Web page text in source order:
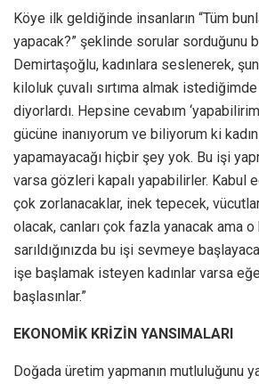
Köye ilk geldiğinde insanların “Tüm
yapacak?” şeklinde sorular sorduğunu
Demirtaşoğlu, kadınlara seslenerek,
kiloluk çuvalı sırtıma almak istediğimde
diyorlardı. Hepsine cevabım
gücüne inanıyorum ve biliyorum ki
yapamayacağı hiçbir şey yok. Bu işi
varsa gözleri kapalı yapabilirler. Kabul
çok zorlanacaklar, inek tepecek,
olacak, canları çok fazla yanacak ama o
sarıldığınızda bu işi sevmeye
işe başlamak isteyen kadınlar varsa
başlasınlar.”
EKONOMİK KRİZİN YANSIMALARI
Doğada üretim yapmanın mutluluğunu